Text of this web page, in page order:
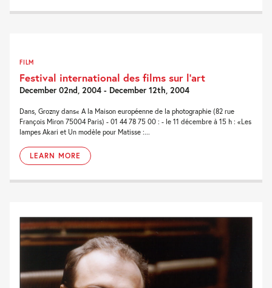
FILM
Festival international des films sur l’art
December 02nd, 2004 - December 12th, 2004
Dans, Grozny dans« A la Maison européenne de la photographie (82 rue
François Miron 75004 Paris) - 01 44 78 75 00 : - le 11 décembre à 15 h : «Les
lampes Akari et Un modèle pour Matisse :...
LEARN MORE